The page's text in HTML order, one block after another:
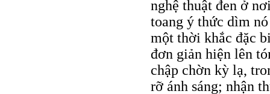
nghệ thuật đen ở
toang ý thức dìm
một thời khắc đặc
đơn giản hiện lên
chập chờn kỳ lạ,
rỡ ánh sáng; nhận